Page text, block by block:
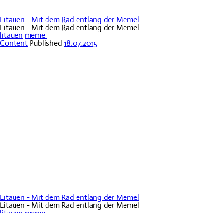
Litauen - Mit dem Rad entlang der Memel
Litauen - Mit dem Rad entlang der Memel
litauen memel
Content Published 18.07.2015
Litauen - Mit dem Rad entlang der Memel
Litauen - Mit dem Rad entlang der Memel